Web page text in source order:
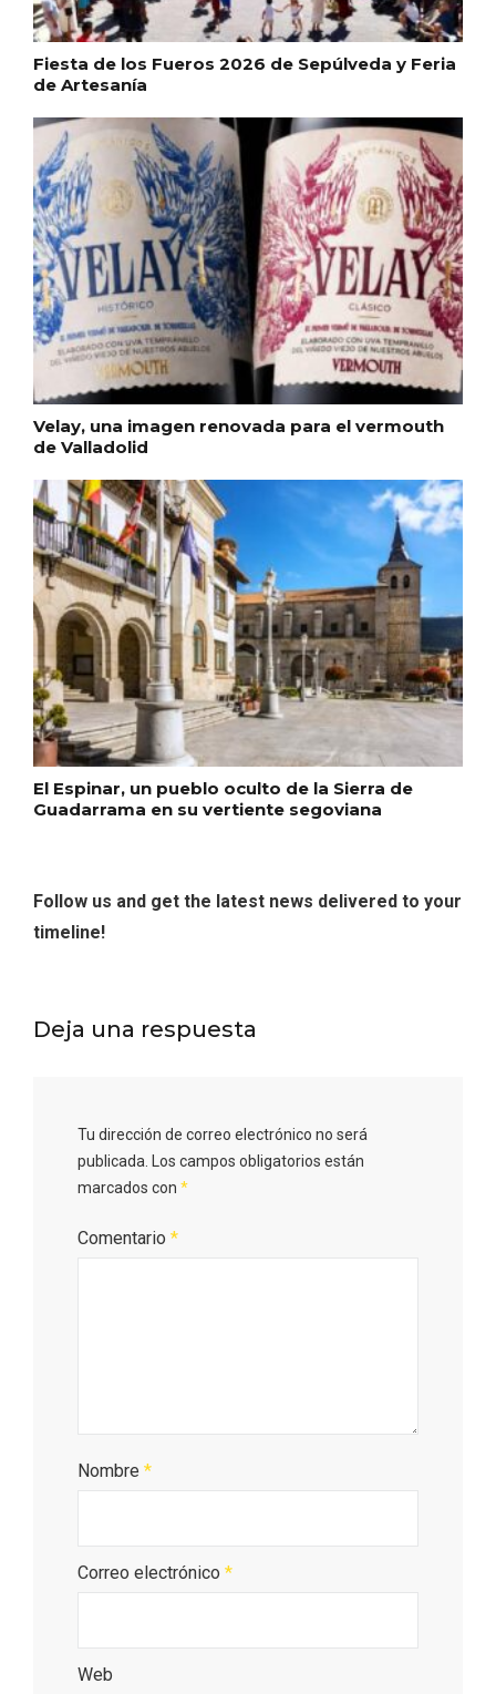
Fiesta de los Fueros 2026 de Sepúlveda y Feria
de Artesanía
Velay, una imagen renovada para el vermouth
de Valladolid
El Espinar, un pueblo oculto de la Sierra de
Guadarrama en su vertiente segoviana
Follow us and get the latest news delivered to your
timeline!
Deja una respuesta
Tu dirección de correo electrónico no será
publicada. Los campos obligatorios están
marcados con *
Comentario *
Nombre *
Correo electrónico *
Web
En marzo, vuelve la mejor gastronomía
de la Trufa Negra de Soria
Cigales inaugura la musealización de los
arcos de la Iglesia de Santiago Apóstol